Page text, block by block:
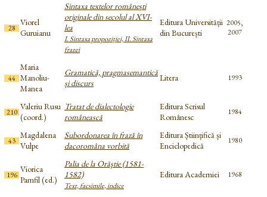
28
Viorel
Guruianu
Sintaxa textelor românești
originale din secolul al XVI-
lea
I. Sintaxa propoziției, II. Sintaxa
frazei
Editura Universității
din București
2005,
2007
44
Maria
Manoliu-
Manea
Gramatică, pragmasemantică
și discurs
Litera 1993
210
Valeriu Rusu
(coord.)
Tratat de dialectologie
românească
Editura Scrisul
Românesc
1984
43
Magdalena
Vulpe
Subordonarea în frază în
dacoromâna vorbită
Editura Științifică și
Enciclopedică
1980
196
Viorica
Pamfil (ed.)
Palia de la Orăştie (1581-
1582)
Text, facsimile, indice
Editura Academiei 1968